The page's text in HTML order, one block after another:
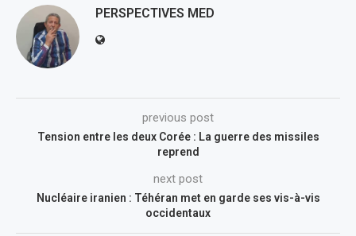
PERSPECTIVES MED
previous post
Tension entre les deux Corée : La guerre des missiles
reprend
next post
Nucléaire iranien : Téhéran met en garde ses vis-à-vis
occidentaux